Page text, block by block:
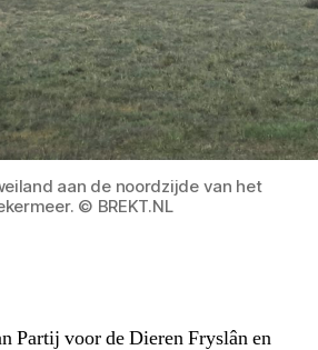
aan de noordzijde van het
© BREKT.NL
Partij voor de Dieren Fryslân en